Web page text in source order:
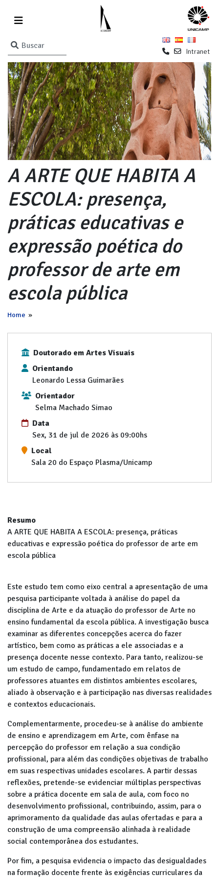
Intranet
A ARTE QUE HABITA A
ESCOLA: presença,
práticas educativas e
expressão poética do
professor de arte em
escola pública
Home »
Doutorado em Artes Visuais
Orientando
Leonardo Lessa Guimarães
Orientador
Selma Machado Simao
Data
Sex, 31 de jul de 2026 às 09:00hs
Local
Sala 20 do Espaço Plasma/Unicamp
Resumo
A ARTE QUE HABITA A ESCOLA: presença, práticas
educativas e expressão poética do professor de arte em
escola pública
Este estudo tem como eixo central a apresentação de uma
pesquisa participante voltada à análise do papel da
disciplina de Arte e da atuação do professor de Arte no
ensino fundamental da escola pública. A investigação busca
examinar as diferentes concepções acerca do fazer
artístico, bem como as práticas a ele associadas e a
presença docente nesse contexto. Para tanto, realizou-se
um estudo de campo, fundamentado em relatos de
professores atuantes em distintos ambientes escolares,
aliado à observação e à participação nas diversas realidades
e contextos educacionais.
Complementarmente, procedeu-se à análise do ambiente
de ensino e aprendizagem em Arte, com ênfase na
percepção do professor em relação a sua condição
profissional, para além das condições objetivas de trabalho
em suas respectivas unidades escolares. A partir dessas
reflexões, pretende-se evidenciar múltiplas perspectivas
sobre a prática docente em sala de aula, com foco no
desenvolvimento profissional, contribuindo, assim, para o
aprimoramento da qualidade das aulas ofertadas e para a
construção de uma compreensão alinhada à realidade
social contemporânea dos estudantes.
Por fim, a pesquisa evidencia o impacto das desigualdades
na formação docente frente às exigências curriculares da